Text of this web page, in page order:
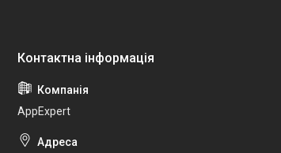
AppExpert